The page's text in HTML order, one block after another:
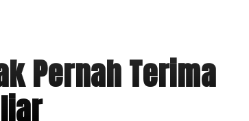
Pernah Terima